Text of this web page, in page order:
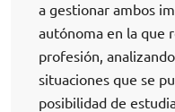
a gestionar ambos
autónoma en la que
profesión,
situaciones que se
posibilidad de